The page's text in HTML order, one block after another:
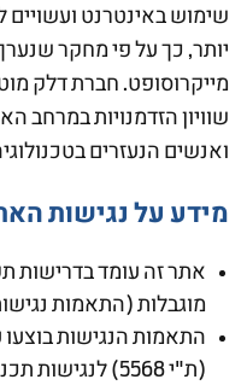
שימוש באינטרנט ועשויים
מייקרוסופט. חברת דלק
שוויון הזדמנויות במרחב
ואנשים הנעזרים
מידע על נגישות
אתר זה עומד בדרישות
מוגבלות (התאמות נגישות
התאמות הנגישות